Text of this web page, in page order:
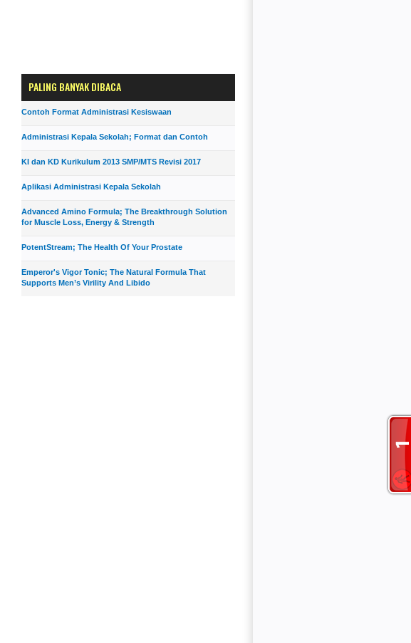
PALING BANYAK DIBACA
Contoh Format Administrasi Kesiswaan
Administrasi Kepala Sekolah; Format dan Contoh
KI dan KD Kurikulum 2013 SMP/MTS Revisi 2017
Aplikasi Administrasi Kepala Sekolah
Advanced Amino Formula; The Breakthrough Solution
for Muscle Loss, Energy & Strength
PotentStream; The Health Of Your Prostate
Emperor's Vigor Tonic; The Natural Formula That
Supports Men’s Virility And Libido